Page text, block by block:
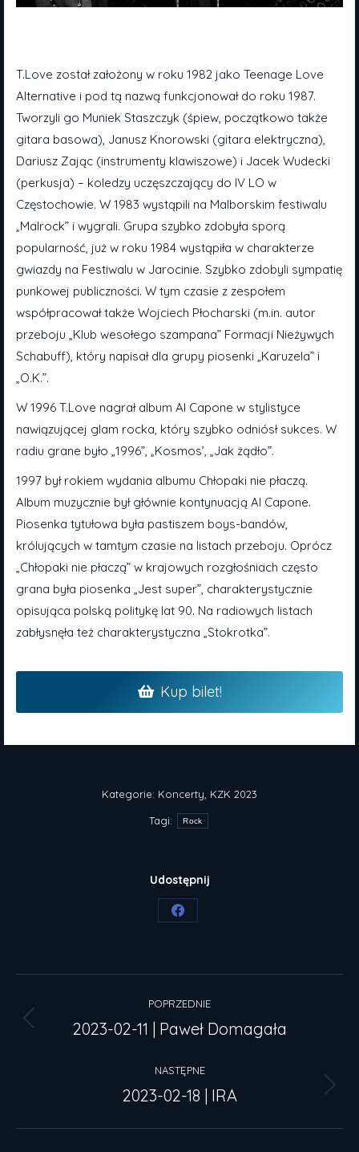
T.Love został założony w roku 1982 jako Teenage Love
Alternative i pod tą nazwą funkcjonował do roku 1987.
Tworzyli go Muniek Staszczyk (śpiew, początkowo także
gitara basowa), Janusz Knorowski (gitara elektryczna),
Dariusz Zając (instrumenty klawiszowe) i Jacek Wudecki
(perkusja) – koledzy uczęszczający do IV LO w
Częstochowie. W 1983 wystąpili na Malborskim festiwalu
„Malrock” i wygrali. Grupa szybko zdobyła sporą
popularność, już w roku 1984 wystąpiła w charakterze
gwiazdy na Festiwalu w Jarocinie. Szybko zdobyli sympatię
punkowej publiczności. W tym czasie z zespołem
współpracował także Wojciech Płocharski (m.in. autor
przeboju „Klub wesołego szampana” Formacji Nieżywych
Schabuff), który napisał dla grupy piosenki „Karuzela” i
„O.K.”.
W 1996 T.Love nagrał album Al Capone w stylistyce
nawiązującej glam rocka, który szybko odniósł sukces. W
radiu grane było „1996”, „Kosmos’, „Jak żądło”.
1997 był rokiem wydania albumu Chłopaki nie płaczą.
Album muzycznie był głównie kontynuacją Al Capone.
Piosenka tytułowa była pastiszem boys-bandów,
królujących w tamtym czasie na listach przeboju. Oprócz
„Chłopaki nie płaczą” w krajowych rozgłośniach często
grana była piosenka „Jest super”, charakterystycznie
opisująca polską politykę lat 90. Na radiowych listach
zabłysnęła też charakterystyczna „Stokrotka”.
Kup bilet!
Kategorie: Koncerty KZK 2023
Tagi: Rock
Udostępnij
Share
Facebook
Nawigacja
wpisów
POPRZEDNIE
Poprzedni
2023-02-11 | Paweł Domagała
NASTĘPNE
Następny
2023-02-18 | IRA